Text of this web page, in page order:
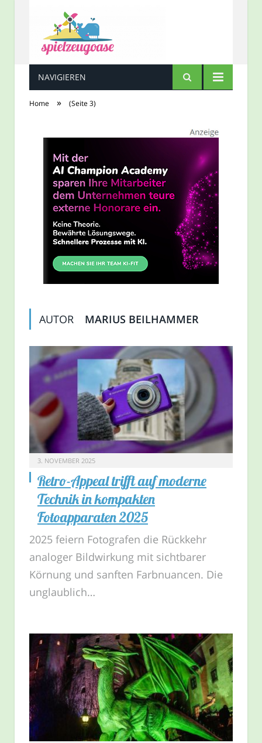
Spielzeugoase
NAVIGIEREN
Home » (Seite 3)
AUTOR MARIUS BEILHAMMER
3. NOVEMBER 2025
Retro-Appeal trifft auf moderne
Technik in kompakten
Fotoapparaten 2025
2025 feiern Fotografen die Rückkehr
analoger Bildwirkung mit sichtbarer
Körnung und sanften Farbnuancen. Die
unglaublich…